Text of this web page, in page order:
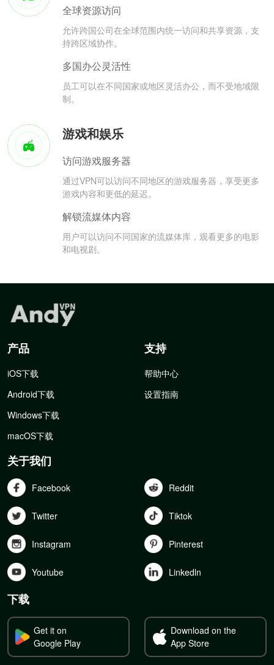
全球资源访问
允许跨国公司在全球范围内统一访问和共享资源，支
持跨区域协作。
多国办公灵活性
员工可以在不同国家或地区灵活办公，而不受地域限
制。
游戏和娱乐
访问游戏服务器
通过VPN可以访问不同地区的游戏服务器，享受更多
游戏内容和更低的延迟。
解锁流媒体内容
用户可以访问不同国家的流媒体库，观看更多的电影
和电视剧。
产品
iOS下载
Android下载
Windows下载
macOS下载
支持
帮助中心
设置指南
关于我们
Facebook Reddit
Twitter Tiktok
Instagram Pinterest
Youtube Linkedln
下载
Get it on
Google Play
Download on the
App Store